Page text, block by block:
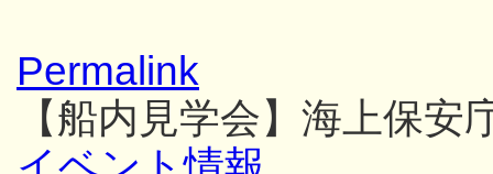
Permalink
【船内見学会】海上保